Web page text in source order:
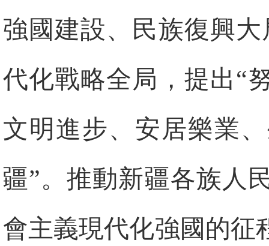
強國建設、民族復興
代化戰略全局，提出“
文明進步、安居樂業
疆”。推動新疆各族人
會主義現代化強國的征